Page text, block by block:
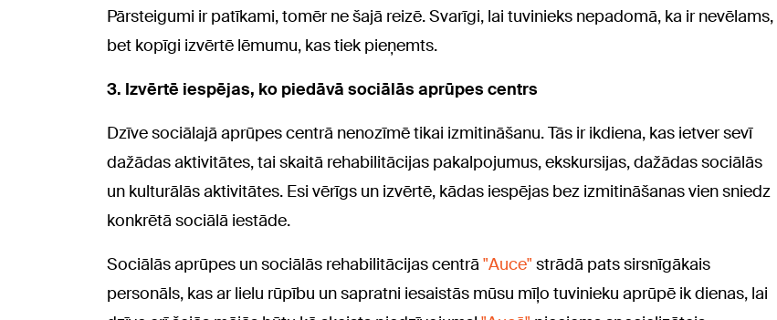
Pārsteigumi ir patīkami, tomēr ne šajā reizē. Svarīgi, lai tuvinieks nepadomā, ka ir nevēlams,
bet kopīgi izvērtē lēmumu, kas tiek pieņemts.
3. Izvērtē iespējas, ko piedāvā sociālās aprūpes centrs
Dzīve sociālajā aprūpes centrā nenozīmē tikai izmitināšanu. Tās ir ikdiena, kas ietver sevī
dažādas aktivitātes, tai skaitā rehabilitācijas pakalpojumus, ekskursijas, dažādas sociālās
un kulturālās aktivitātes. Esi vērīgs un izvērtē, kādas iespējas bez izmitināšanas vien sniedz
konkrētā sociālā iestāde.
Sociālās aprūpes un sociālās rehabilitācijas centrā "Auce" strādā pats sirsnīgākais
personāls, kas ar lielu rūpību un sapratni iesaistās mūsu mīļo tuvinieku aprūpē ik dienas, lai